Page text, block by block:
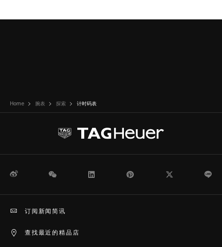
Home 腕表 探索 计时码表
微博 WeChat Pinterest
查找最近的精品店
订阅新闻简讯